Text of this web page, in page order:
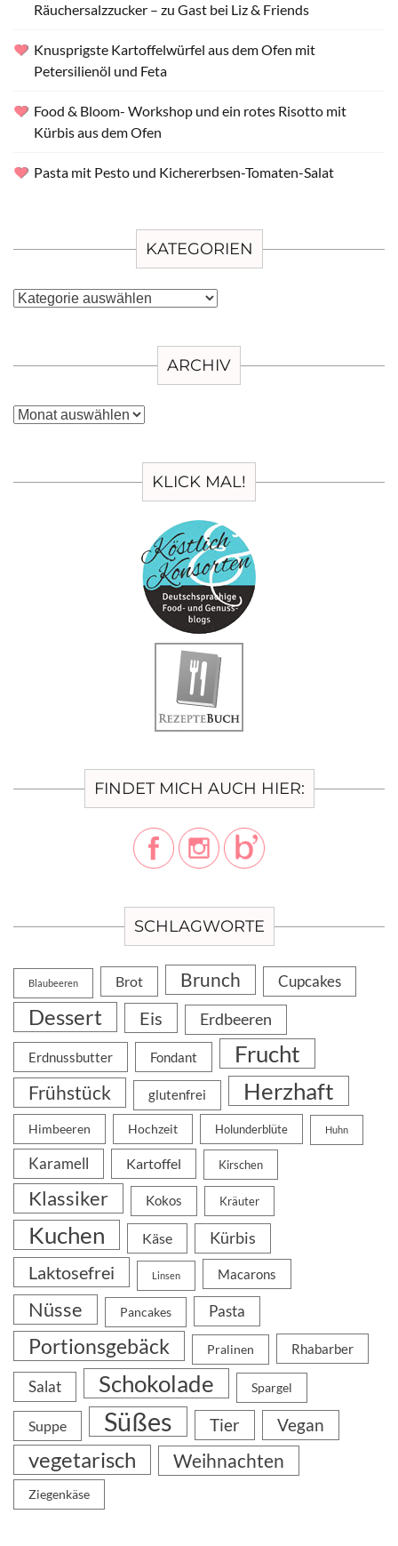
Räuchersalzzucker – zu Gast bei Liz & Friends
Knusprigste Kartoffelwürfel aus dem Ofen mit
Petersilienöl und Feta
Food & Bloom- Workshop und ein rotes Risotto mit
Kürbis aus dem Ofen
Pasta mit Pesto und Kichererbsen-Tomaten-Salat
KATEGORIEN
Kategorien
ARCHIV
Archiv
KLICK MAL!
FINDET MICH AUCH HIER:
SCHLAGWORTE
Blaubeeren Brot Brunch Cupcakes
Dessert Eis Erdbeeren
Erdnussbutter Fondant Frucht
Frühstück glutenfrei Herzhaft
Himbeeren Hochzeit Holunderblüte Huhn
Karamell Kartoffel Kirschen
Klassiker Kokos Kräuter
Kuchen Käse Kürbis
Laktosefrei Linsen Macarons
Nüsse Pancakes Pasta
Portionsgebäck Pralinen Rhabarber
Salat Schokolade Spargel
Suppe Süßes Tier Vegan
vegetarisch Weihnachten
Ziegenkäse